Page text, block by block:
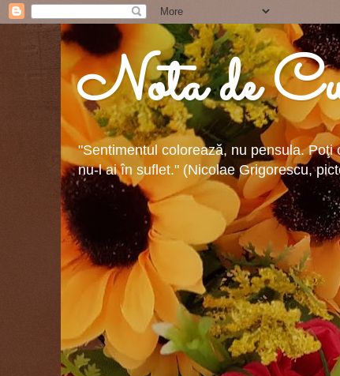
Nota de
"Sentimentul colorează, nu pensula.
nu-l ai în suflet." (Nicolae Grigorescu,